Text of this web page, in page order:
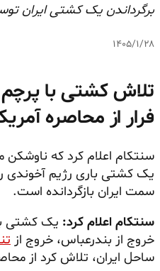
برگرداندن یک کشتی ایران
۱۴۰۵/۱/۲۸
تلاش کشتی با پرچم
فرار از محاصره
سنتکام اعلام کرد که ناوشکن
یک کشتی باری رژیم آخوندی
سمت ایران بازگردانده است.
سنتکام اعلام کرد: یک کشتی
خروج از بندرعباس، خروج از
ساحل ایران، تلاش کرد از